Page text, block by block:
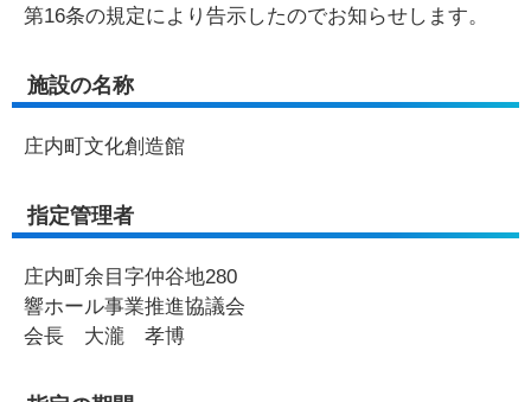
第16条の規定により告示したのでお知らせします。
施設の名称
庄内町文化創造館
指定管理者
庄内町余目字仲谷地280
響ホール事業推進協議会
会長 大瀧 孝博